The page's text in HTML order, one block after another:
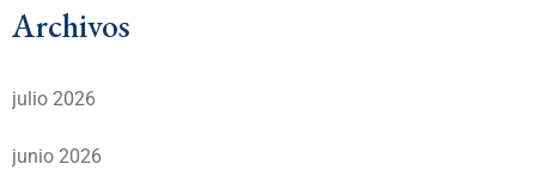
Archivos
julio 2026
junio 2026